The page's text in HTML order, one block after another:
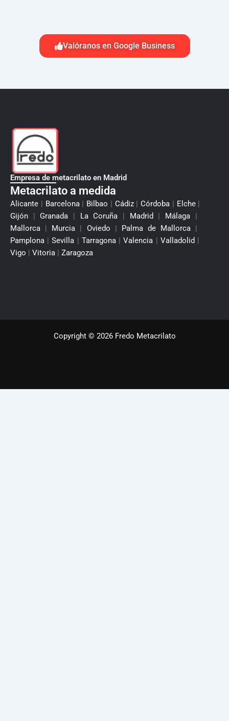
Valóranos en Google Business
Empresa de metacrilato en Madrid
Metacrilato a medida
Alicante | Barcelona | Bilbao | Cádiz | Córdoba | Elche |
Gijón | Granada | La Coruña | Madrid | Málaga |
Mallorca | Murcia | Oviedo | Palma de Mallorca |
Pamplona | Sevilla | Tarragona | Valencia | Valladolid |
Vigo | Vitoria | Zaragoza
Copyright © 2026 Fredo Metacrilato